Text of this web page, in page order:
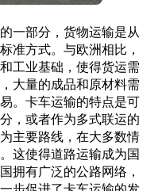
一部分，货物运输是从
准方式。与欧洲相比，
工业基础，使得货运需
大量的成品和原材料需
。卡车运输的特点是可
，或者作为多式联运的
主要路线，在大多数情
这使得道路运输成为国
拥有广泛的公路网络，